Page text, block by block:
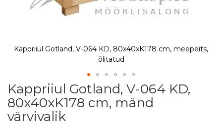
Kappriiul Gotland, V-064 KD, 80x40xK178 cm, meepeits,
õlitatud
Skip
to
the
beginning
Kappriiul Gotland, V-064 KD,
80x40xK178 cm, mänd
värvivalik